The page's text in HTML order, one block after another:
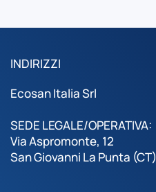
INDIRIZZI
Ecosan Italia Srl
SEDE LEGALE/OPERATIVA:
Via Aspromonte, 12
San Giovanni La Punta (CT)